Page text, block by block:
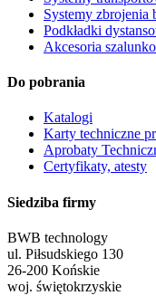
Systemy zbrojenia
Podkładki
Akcesoria
Do pobrania
Katalogi
Karty techniczne
Aprobaty
Certyfikaty, atesty
Siedziba firmy
BWB technology
ul. Piłsudskiego 130
26-200 Końskie
woj. świętokrzyskie